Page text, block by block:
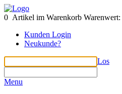
0 Artikel im Warenkorb Warenwert:
Kunden Login
Neukunde?
Los
Menu